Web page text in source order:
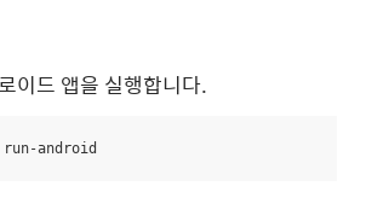
이드 앱을 실행합니다.
android